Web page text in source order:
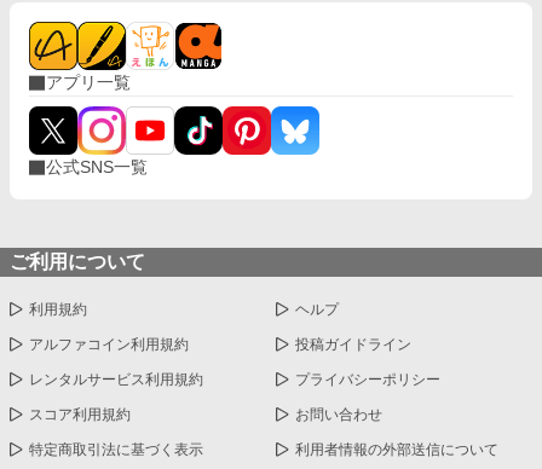
アプリ一覧
公式SNS一覧
ご利用について
利用規約 ヘルプ
アルファコイン利用規約 投稿ガイドライン
レンタルサービス利用規約 プライバシーポリシー
スコア利用規約 お問い合わせ
特定商取引法に基づく表示 利用者情報の外部送信について